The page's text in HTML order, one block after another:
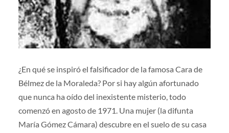
¿En qué se inspiró el falsificador de la famosa Cara de
Bélmez de la Moraleda? Por si hay algún afortunado
que nunca ha oído del inexistente misterio, todo
comenzó en agosto de 1971. Una mujer (la difunta
María Gómez Cámara) descubre en el suelo de su casa